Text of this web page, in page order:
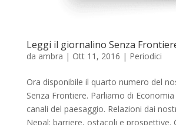
Leggi il giornalino Senza
da ambra | Ott 11, 2016 | Periodici
Ora disponibile il quarto numero del
Senza Frontiere. Parliamo di
canali del paesaggio. Relazioni dai
Nepal: barriere, ostacoli e prospettive.